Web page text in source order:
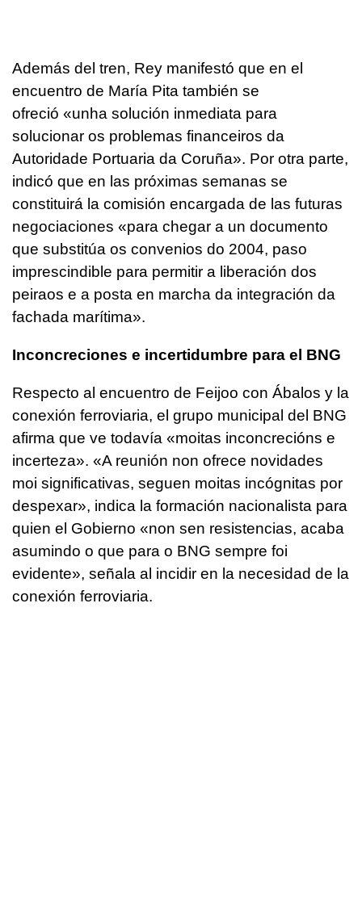
Además del tren, Rey manifestó que en el
encuentro de María Pita también se
ofreció «unha solución inmediata para
solucionar os problemas financeiros da
Autoridade Portuaria da Coruña». Por otra parte,
indicó que en las próximas semanas se
constituirá la comisión encargada de las futuras
negociaciones «para chegar a un documento
que substitúa os convenios do 2004, paso
imprescindible para permitir a liberación dos
peiraos e a posta en marcha da integración da
fachada marítima».
Inconcreciones e incertidumbre para el BNG
Respecto al encuentro de Feijoo con Ábalos y la
conexión ferroviaria, el grupo municipal del BNG
afirma que ve todavía «moitas inconcrecións e
incerteza». «A reunión non ofrece novidades
moi significativas, seguen moitas incógnitas por
despexar», indica la formación nacionalista para
quien el Gobierno «non sen resistencias, acaba
asumindo o que para o BNG sempre foi
evidente», señala al incidir en la necesidad de la
conexión ferroviaria.